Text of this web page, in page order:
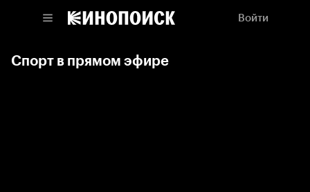
Войти
Спорт в прямом эфире